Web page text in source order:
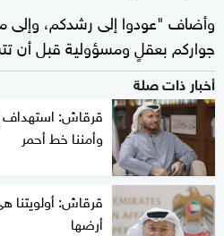
وأضاف "عودوا إلى رشدكم، وإلى
جواركم بعقلٍ ومسؤولية قبل أن
أخبار ذات صلة
قرقاش: استهداف
وأمننا خط أحمر
قرقاش: أولويتنا
أرضها